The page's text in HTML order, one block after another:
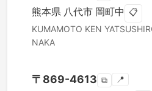
熊本県 八代市 岡町中 📋
KUMAMOTO KEN
NAKA
〒 869-4613 ⧉ 📍